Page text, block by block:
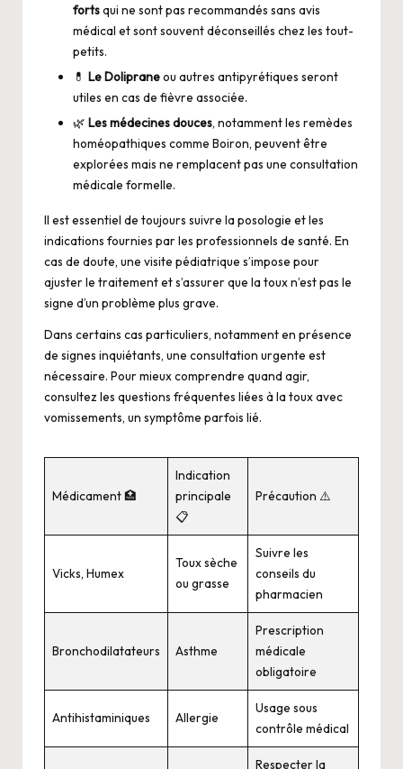
fortsqui ne sont pas recommandés sans avis
médical et sont souvent déconseillés chez les tout-
petits.
💊 Le Dolipraneou autres antipyrétiques seront
utiles en cas de fièvre associée.
🌿 Les médecines douces, notamment les remèdes
homéopathiques comme Boiron, peuvent être
explorées mais ne remplacent pas une consultation
médicale formelle.
Il est essentiel de toujours suivre la posologie et les
indications fournies par les professionnels de santé. En
cas de doute, une visite pédiatrique s’impose pour
ajuster le traitement et s’assurer que la toux n’est pas le
signe d’un problème plus grave.
Dans certains cas particuliers, notamment en présence
de signes inquiétants, une consultation urgente est
nécessaire. Pour mieux comprendre quand agir,
consultez les questions fréquentes liées à la toux avec
vomissements, un symptôme parfois lié.
Médicament 🏥
Indication
principale
📋
Précaution ⚠️
Vicks, Humex
Toux sèche
ou grasse
Suivre les
conseils du
pharmacien
Bronchodilatateurs Asthme
Prescription
médicale
obligatoire
Antihistaminiques Allergie
Usage sous
contrôle médical
Respecter la